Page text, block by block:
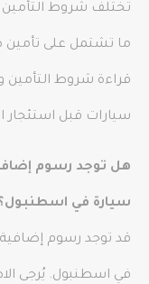
تختلف شروط التأمين
ما تشتمل على تأمين
قراءة شروط التأمين
سيارات قبل استئجار
هل توجد رسوم
سيارة في
قد توجد رسوم
في اسطنبول. يُرجى